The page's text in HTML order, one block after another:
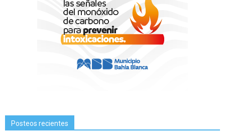
Posteos recientes